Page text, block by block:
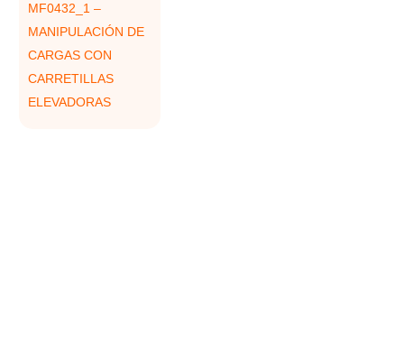
MF0432_1 –
MANIPULACIÓN DE
CARGAS CON
CARRETILLAS
ELEVADORAS